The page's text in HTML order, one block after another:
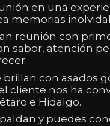
en una
memorias
reunión con
sabor, atención
brillan con
cliente nos ha
e Hidalgo.
y puedes